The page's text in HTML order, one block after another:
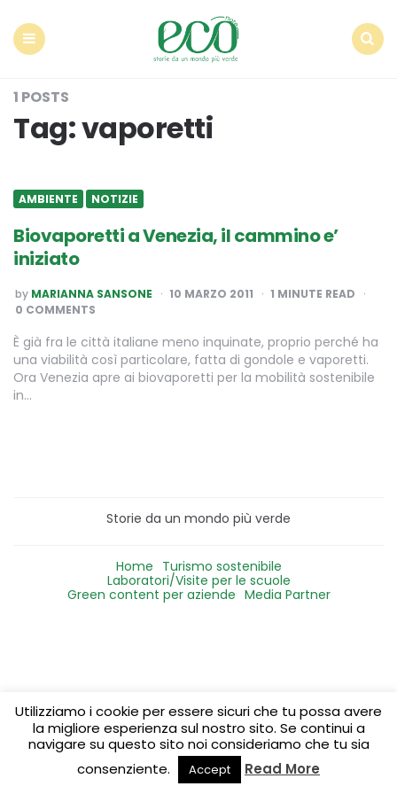
1 POSTS
Tag:vaporetti
AMBIENTE NOTIZIE
Biovaporetti a Venezia, il cammino e’
iniziato
POSTED
BY
by MARIANNA SANSONE 10 MARZO 2011 1 MINUTE READ
0 COMMENTS
È già fra le città italiane meno inquinate, proprio perché ha
una viabilità così particolare, fatta di gondole e vaporetti.
Ora Venezia apre ai biovaporetti per la mobilità sostenibile
in…
Storie da un mondo più verde
Home Turismo sostenibile
Laboratori/Visite per le scuole
Green content per aziende Media Partner
Utilizziamo i cookie per essere sicuri che tu possa avere
la migliore esperienza sul nostro sito. Se continui a
navigare su questo sito noi consideriamo che tu sia
consenziente.
Accept Read More